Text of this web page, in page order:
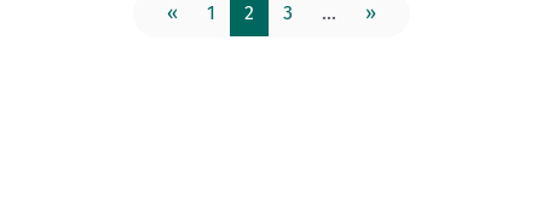
« 1 2 3 ... »